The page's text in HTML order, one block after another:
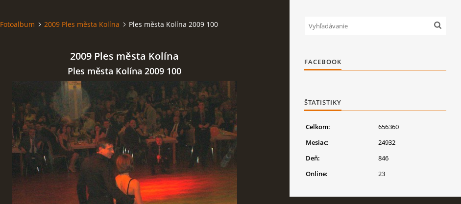
Fotoalbum 2009 Ples města Kolína Ples města Kolína 2009 100
2009 Ples města Kolína
Ples města Kolína 2009 100
FACEBOOK
ŠTATISTIKY
Online: 23
Celkom:
656360
Mesiac:
24932
Deň:
846